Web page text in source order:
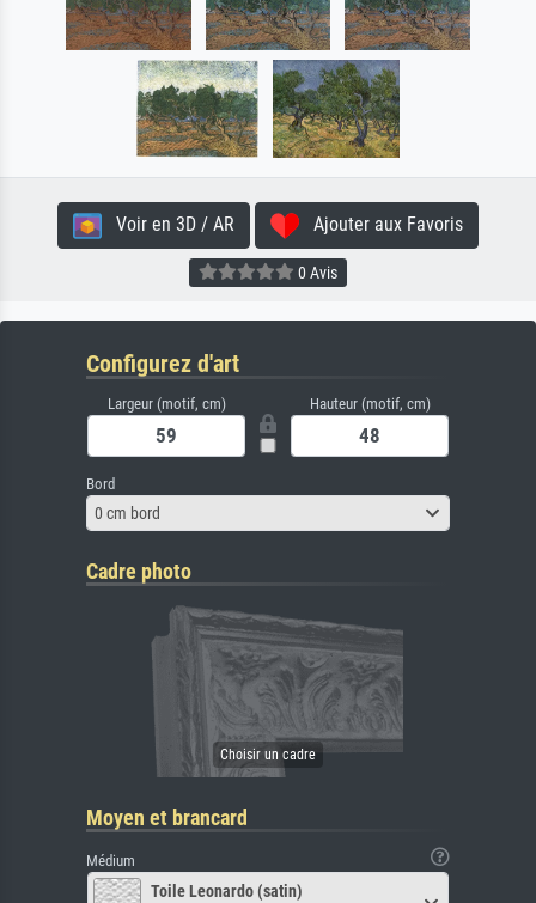
Voir en 3D / AR Ajouter aux Favoris
0 Avis
Configurez d'art
Largeur (motif, cm) Hauteur (motif, cm)
Bord
0 cm bord
Cadre photo
Moyen et brancard
Médium
Toile Leonardo (satin)